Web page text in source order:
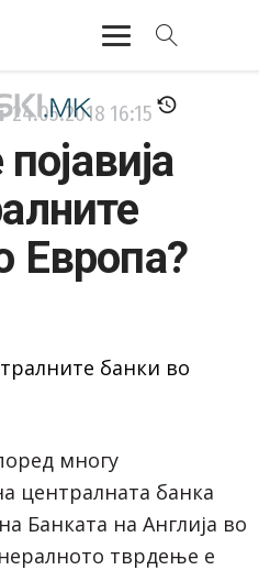
24.05.2018 16:15
Европа?
многу
централната банка
Банката на Англија во
тврдење е